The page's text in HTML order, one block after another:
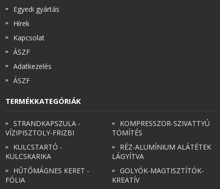
Egyedi gyártás
Hírek
Kapcsolat
ÁSZF
Adatkezelés
ÁSZF
TERMÉKKATEGÓRIÁK
STRANDKAPSZULA -
VÍZIPISZTOLY-FRIZBI
KULCSTARTÓ -
KULCSKARIKA
HŰTŐMÁGNES KERET -
FÓLIA
KOMPRESSZOR-SZIVATTYÚ
TÖMÍTÉS
RÉZ-ALUMÍNIUM ALÁTÉTEK
LÁGYÍTVA
GOLYÓK-MAGTISZTÍTÓK-
KREATÍV